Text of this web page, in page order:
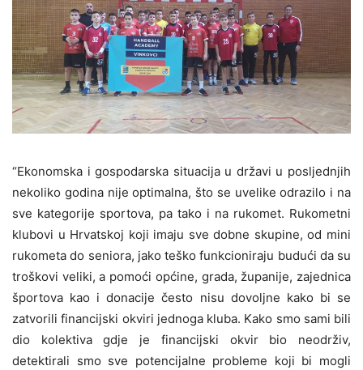
“Ekonomska i gospodarska situacija u državi u posljednjih
nekoliko godina nije optimalna, što se uvelike odrazilo i na
sve kategorije sportova, pa tako i na rukomet. Rukometni
klubovi u Hrvatskoj koji imaju sve dobne skupine, od mini
rukometa do seniora, jako teško funkcioniraju budući da su
troškovi veliki, a pomoći općine, grada, županije, zajednica
športova kao i donacije često nisu dovoljne kako bi se
zatvorili financijski okviri jednoga kluba. Kako smo sami bili
dio kolektiva gdje je financijski okvir bio neodrživ,
detektirali smo sve potencijalne probleme koji bi mogli